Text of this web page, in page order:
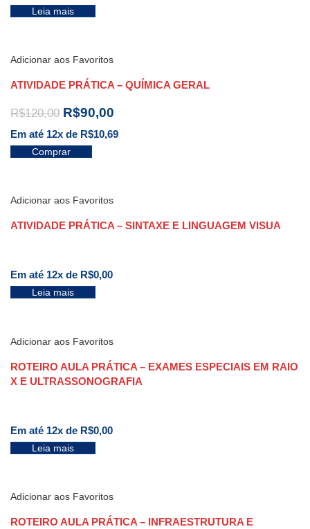
Leia mais
Adicionar aos Favoritos
ATIVIDADE PRÁTICA – QUÍMICA GERAL
R$120,00 R$90,00
Em até 12x de R$10,69
Comprar
Adicionar aos Favoritos
ATIVIDADE PRÁTICA – SINTAXE E LINGUAGEM VISUA
Em até 12x de R$0,00
Leia mais
Adicionar aos Favoritos
ROTEIRO AULA PRÁTICA – EXAMES ESPECIAIS EM RAIO
X E ULTRASSONOGRAFIA
Em até 12x de R$0,00
Leia mais
Adicionar aos Favoritos
ROTEIRO AULA PRÁTICA – INFRAESTRUTURA E